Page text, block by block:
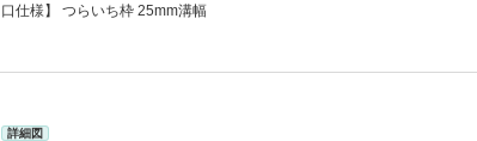
口仕様】 つらいち枠 25mm溝幅
詳細図